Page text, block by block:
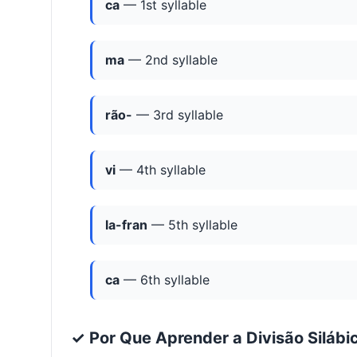
ca — 1st syllable
ma — 2nd syllable
rão- — 3rd syllable
vi — 4th syllable
la-fran — 5th syllable
ca — 6th syllable
✓ Por Que Aprender a Divisão